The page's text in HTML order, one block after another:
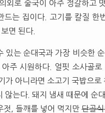
외로 술국이 아주 정갈하고
드는 집이다. 고기를 칼질 한
면 된다.
있는 순대국과 가장 비슷한
아주 시원하다. 얼핏 소사골
가 아니라면 소고기 국밥으
않는다. 돼지 냄새 때문에 순
젓, 들깨를 넣어 먹지만 단골